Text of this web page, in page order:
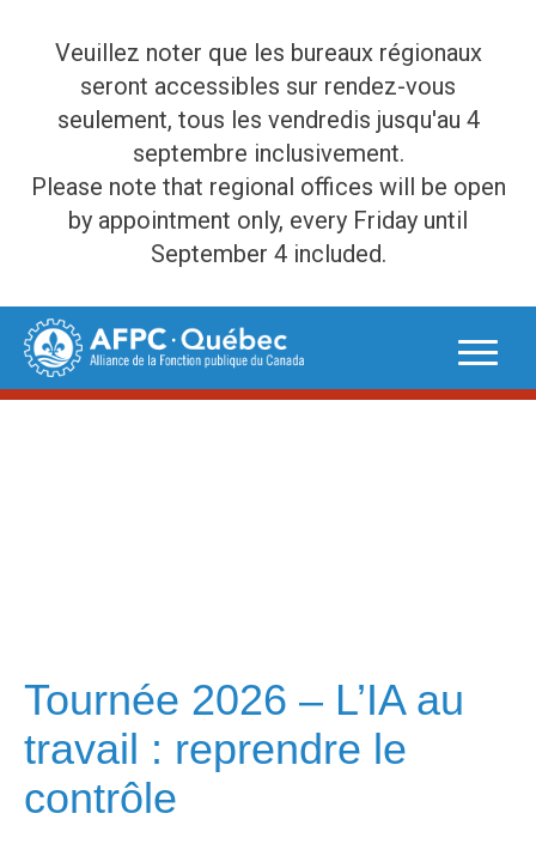
Veuillez noter que les bureaux régionaux
seront accessibles sur rendez-vous
seulement, tous les vendredis jusqu'au 4
septembre inclusivement.
Please note that regional offices will be open
by appointment only, every Friday until
September 4 included.
Skip
content
Tournée 2026 – L’IA au
travail : reprendre le
contrôle